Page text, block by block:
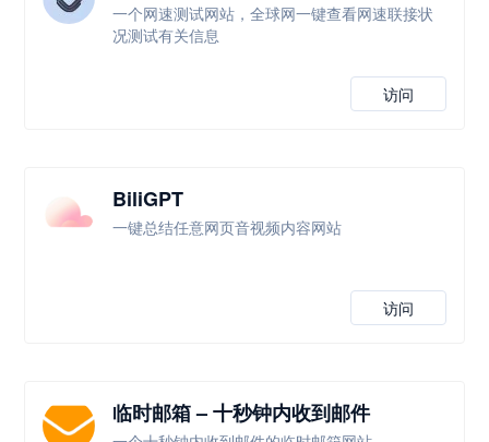
一个网速测试网站，全球网一键查看网速联接状
况测试有关信息
访问
BiliGPT
一键总结任意网页音视频内容网站
访问
临时邮箱 – 十秒钟内收到邮件